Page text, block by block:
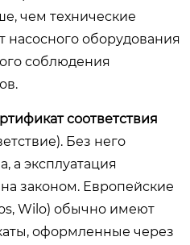
чем технические
насосного оборудования
соблюдения
соответствия
Без него
а эксплуатация
законом. Европейские
Wilo) обычно имеют
оформленные через